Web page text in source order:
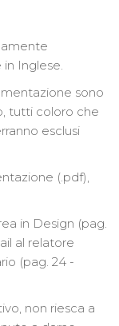
Inglese.
sono
tutti coloro che
esclusi
(.pdf),
in Design (pag.
al relatore
(pag. 24 -
non riesca a